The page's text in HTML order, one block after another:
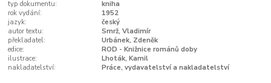
typ dokumentu:
kniha
rok vydání:
1952
jazyk:
český
autor textu:
Smrž, Vladimír
překladatel:
Urbánek, Zdeněk
edice:
ROD - Knižnice románů doby
ilustrace:
Lhoták, Kamil
nakladatelství:
Práce, vydavatelství a nakladatelství